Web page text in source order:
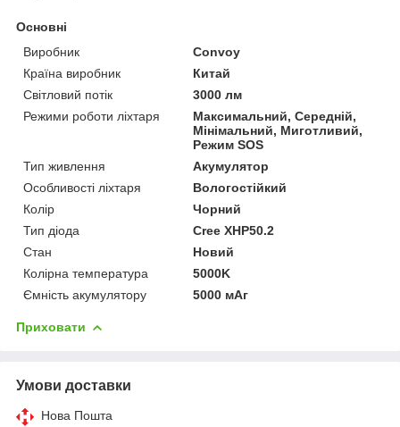
Основні
Виробник
Convoy
Країна виробник
Китай
Світловий потік
3000 лм
Режими роботи ліхтаря
Максимальний, Середній,
Мінімальний, Миготливий,
Режим SOS
Тип живлення
Акумулятор
Особливості ліхтаря
Вологостійкий
Колір
Чорний
Тип діода
Cree XHP50.2
Стан
Новий
Колірна температура
5000K
Ємність акумулятору
5000 мАг
Приховати
Умови доставки
Нова Пошта